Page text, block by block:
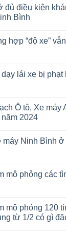
đủ điều kiện
Bình
hợp “độ xe”
lái xe bị
Ô tô, Xe máy
2024
máy Ninh Bình
mô phỏng các
mô phỏng 120
từ 1/2 có gì